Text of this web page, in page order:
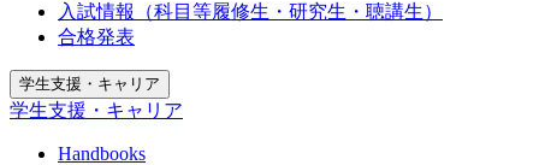
入試情報（科目等履修生・研究生・聴講生）
合格発表
学生支援・キャリア
学生支援・キャリア
Handbooks